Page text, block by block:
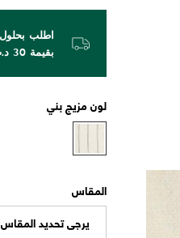
بقيمة 30 د.ب أو أكثر!
لون مزيج بني
المقاس
يرجى تحديد المقاس